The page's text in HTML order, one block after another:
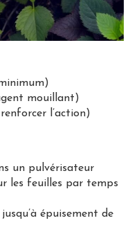
mouillant)
l’action)
un pulvérisateur
les feuilles par temps
épuisement de